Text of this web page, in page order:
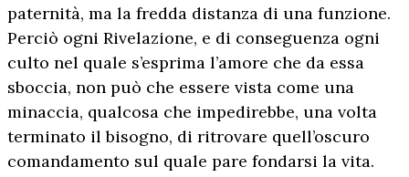
paternità, ma la fredda distanza di una funzione.
Perciò ogni Rivelazione, e di conseguenza ogni
culto nel quale s’esprima l’amore che da essa
sboccia, non può che essere vista come una
minaccia, qualcosa che impedirebbe, una volta
terminato il bisogno, di ritrovare quell’oscuro
comandamento sul quale pare fondarsi la vita.